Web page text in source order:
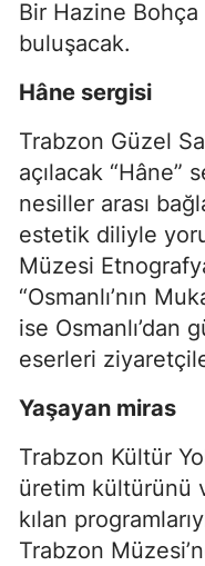
Bir Hazine
buluşacak.
Hâne sergisi
Trabzon Güzel
açılacak “Hâne”
nesiller arası
estetik diliyle
Müzesi
“Osmanlı’nın
ise Osmanlı’dan
eserleri
Yaşayan miras
Trabzon Kültür
üretim kültürünü
kılan
Trabzon